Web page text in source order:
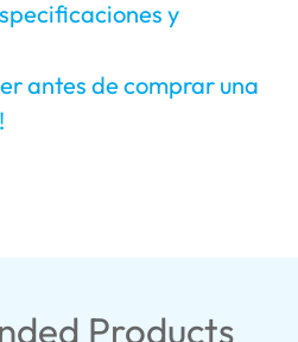
y
antes de comprar una
Products